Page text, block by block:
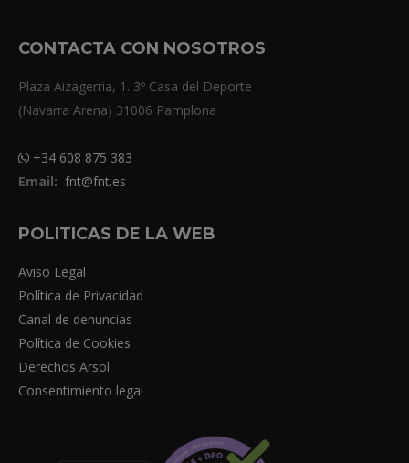
CONTACTA CON NOSOTROS
Plaza Aizagerria, 1. 3º Casa del Deporte
(Navarra Arena) 31006 Pamplona
+34 608 875 383
Email: fnt@fnt.es
POLITICAS DE LA WEB
Aviso Legal
Política de Privacidad
Canal de denuncias
Política de Cookies
Derechos Arsol
Consentimiento legal